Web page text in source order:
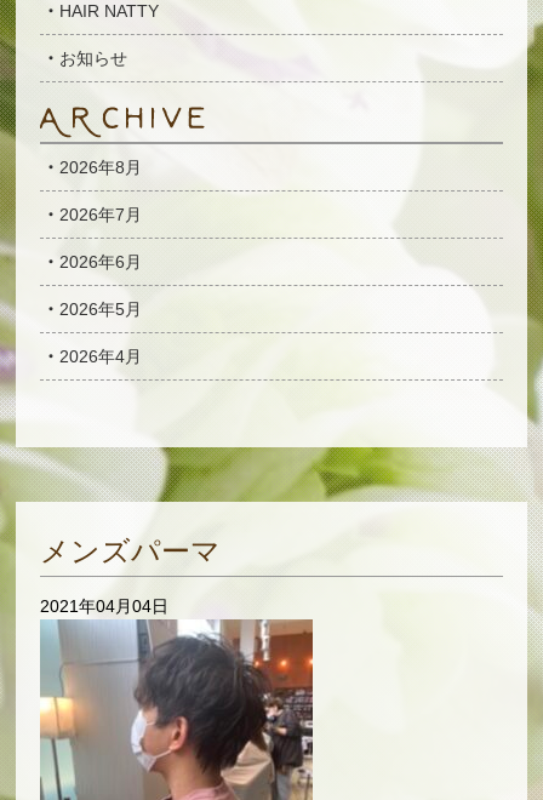
HAIR NATTY
お知らせ
2026年8月
2026年7月
2026年6月
2026年5月
2026年4月
メンズパーマ
2021年04月04日